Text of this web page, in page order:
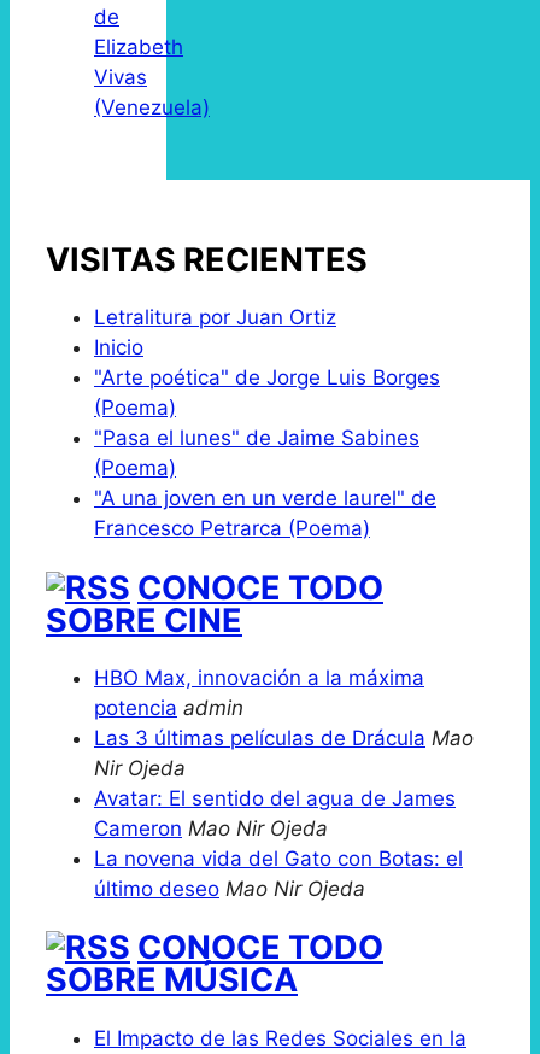
de
Elizabeth
Vivas
(Venezuela)
VISITAS RECIENTES
Letralitura por Juan Ortiz
Inicio
"Arte poética" de Jorge Luis Borges
(Poema)
"Pasa el lunes" de Jaime Sabines
(Poema)
"A una joven en un verde laurel" de
Francesco Petrarca (Poema)
CONOCE TODO
SOBRE CINE
HBO Max, innovación a la máxima
potencia admin
Las 3 últimas películas de Drácula Mao
Nir Ojeda
Avatar: El sentido del agua de James
Cameron Mao Nir Ojeda
La novena vida del Gato con Botas: el
último deseo Mao Nir Ojeda
CONOCE TODO
SOBRE MÚSICA
El Impacto de las Redes Sociales en la